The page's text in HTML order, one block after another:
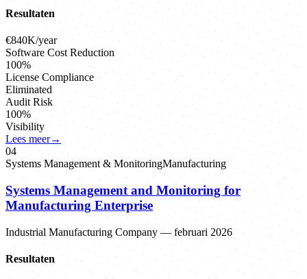
Resultaten
€840K/year
Software Cost Reduction
100%
License Compliance
Eliminated
Audit Risk
100%
Visibility
Lees meer→
04
Systems Management & MonitoringManufacturing
Systems Management and Monitoring for
Manufacturing Enterprise
Industrial Manufacturing Company — februari 2026
Resultaten